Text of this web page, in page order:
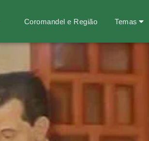
Coromandel e Região Temas